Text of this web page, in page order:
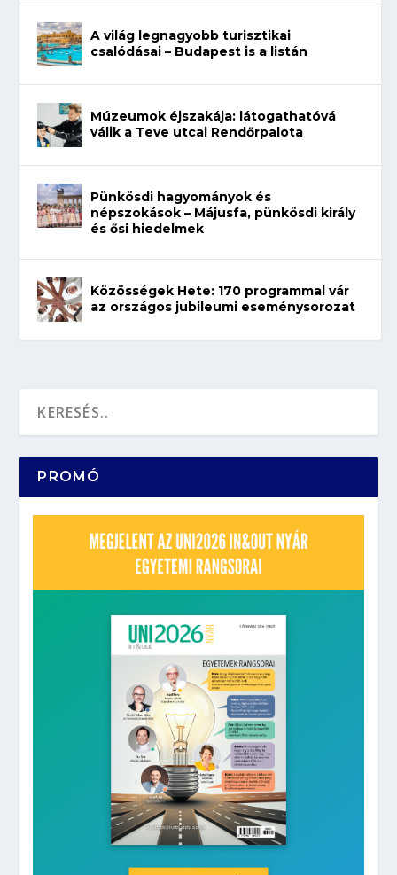
A világ legnagyobb turisztikai
csalódásai – Budapest is a listán
Múzeumok éjszakája: látogathatóvá
válik a Teve utcai Rendőrpalota
Pünkösdi hagyományok és
népszokások – Májusfa, pünkösdi király
és ősi hiedelmek
Közösségek Hete: 170 programmal vár
az országos jubileumi eseménysorozat
PROMÓ